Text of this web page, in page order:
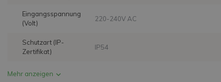
Eingangsspannung
(Volt)
220-240V AC
Schutzart (IP-
Zertifikat)
IP54
Mehr anzeigen